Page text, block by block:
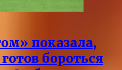
показала,
бороться